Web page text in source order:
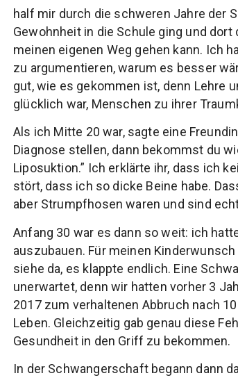
half mir durch die schweren Jahre der
Gewohnheit in die Schule ging und
meinen eigenen Weg gehen kann. Ich
zu argumentieren, warum es besser
gut, wie es gekommen ist, denn Lehre
glücklich war, Menschen zu ihrer
Als ich Mitte 20 war, sagte eine
Diagnose stellen, dann bekommst du
Liposuktion.” Ich erklärte ihr, dass ich
stört, dass ich so dicke Beine habe.
aber Strumpfhosen waren und sind
Anfang 30 war es dann so weit: ich
auszubauen. Für meinen
siehe da, es klappte endlich. Eine
unerwartet, denn wir hatten vorher 3
2017 zum verhaltenen Abbruch nach
Leben. Gleichzeitig gab genau diese
Gesundheit in den Griff zu bekommen.
In der Schwangerschaft begann dann